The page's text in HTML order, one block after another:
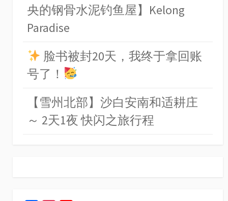
央的钢骨水泥钓鱼屋】Kelong
Paradise
脸书被封20天，我终于拿回账
号了！
【雪州北部】沙白安南和适耕庄
～ 2天1夜 快闪之旅行程